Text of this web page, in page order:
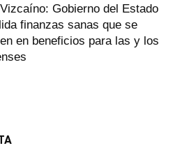
Vizcaíno: Gobierno del Estado
finanzas sanas que se
en beneficios para las y los